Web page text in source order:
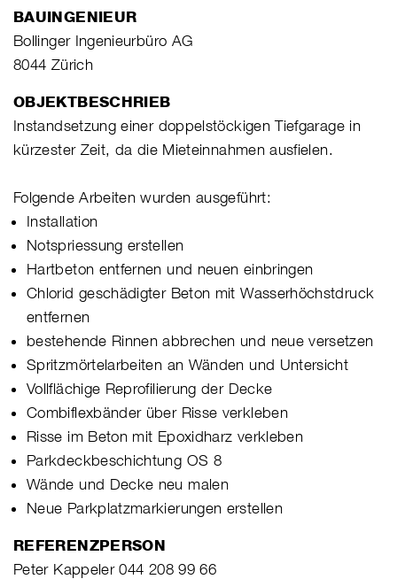
BAUINGENIEUR
Bollinger Ingenieurbüro AG
8044 Zürich
OBJEKTBESCHRIEB
Instandsetzung einer doppelstöckigen Tiefgarage in
kürzester Zeit, da die Mieteinnahmen ausfielen.
Folgende Arbeiten wurden ausgeführt:
Installation
Notspriessung erstellen
Hartbeton entfernen und neuen einbringen
Chlorid geschädigter Beton mit Wasserhöchstdruck
entfernen
bestehende Rinnen abbrechen und neue versetzen
Spritzmörtelarbeiten an Wänden und Untersicht
Vollflächige Reprofilierung der Decke
Combiflexbänder über Risse verkleben
Risse im Beton mit Epoxidharz verkleben
Parkdeckbeschichtung OS 8
Wände und Decke neu malen
Neue Parkplatzmarkierungen erstellen
REFERENZPERSON
Peter Kappeler 044 208 99 66